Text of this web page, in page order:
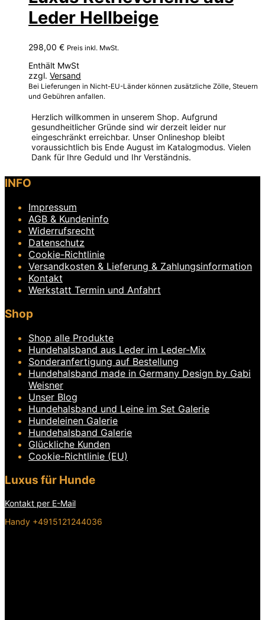
Leder Hellbeige
298,00 € Preis inkl. MwSt.
Enthält MwSt
zzgl. Versand
Bei Lieferungen in Nicht-EU-Länder können zusätzliche Zölle, Steuern
und Gebühren anfallen.
Herzlich willkommen in unserem Shop. Aufgrund
gesundheitlicher Gründe sind wir derzeit leider nur
eingeschränkt erreichbar. Unser Onlineshop bleibt
voraussichtlich bis Ende August im Katalogmodus. Vielen
Dank für Ihre Geduld und Ihr Verständnis.
Dieses
Produkt
mehrere
Varianten
auf.
Die
Optionen
können
auf
der
Produktseite
INFO
Impressum
AGB & Kundeninfo
Widerrufsrecht
Datenschutz
Cookie-Richtlinie
Versandkosten & Lieferung & Zahlungsinformation
Kontakt
Werkstatt Termin und Anfahrt
Shop
Shop alle Produkte
Hundehalsband aus Leder im Leder-Mix
Sonderanfertigung auf Bestellung
Hundehalsband made in Germany Design by Gabi
Weisner
Unser Blog
Hundehalsband und Leine im Set Galerie
Hundeleinen Galerie
Hundehalsband Galerie
Glückliche Kunden
Cookie-Richtlinie (EU)
Luxus für Hunde
Kontakt per E-Mail
Handy +4915121244036